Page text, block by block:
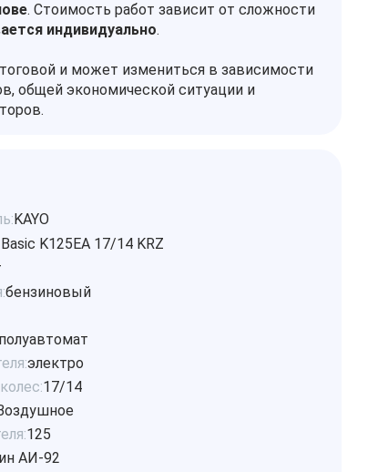
. Стоимость работ зависит от сложности
индивидуально.
и может измениться в зависимости
общей экономической ситуации и
KAYO
Basic K125EA 17/14 KRZ
бензиновый
полуавтомат
электро
17/14
125
АИ-92